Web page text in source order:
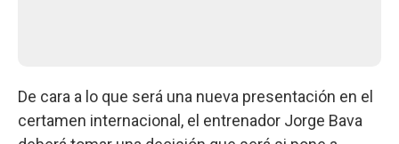
De cara a lo que será una nueva presentación en el
certamen internacional, el entrenador Jorge Bava